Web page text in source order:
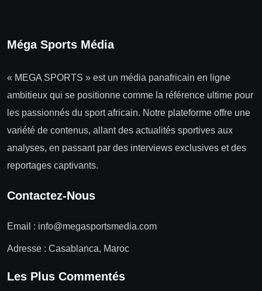
Méga Sports Média
« MEGA SPORTS » est un média panafricain en ligne
ambitieux qui se positionne comme la référence ultime pour
les passionnés du sport africain. Notre plateforme offre une
variété de contenus, allant des actualités sportives aux
analyses, en passant par des interviews exclusives et des
reportages captivants.
Contactez-Nous
Email : info@megasportsmedia.com
Adresse : Casablanca, Maroc
Les Plus Commentés